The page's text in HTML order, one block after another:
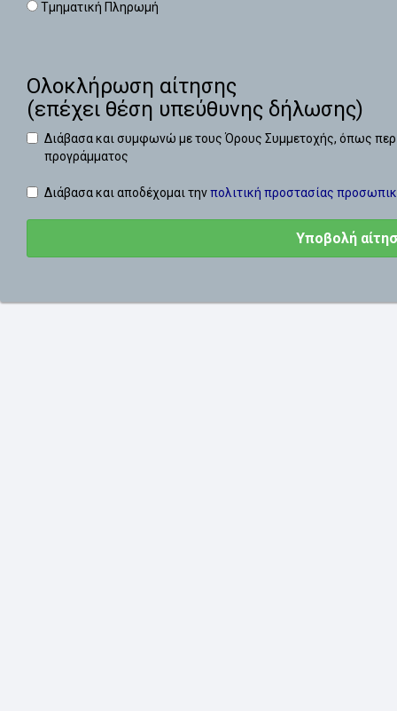
Τμηματική Πληρωμή
Ολοκλήρωση αίτησης
(επέχει θέση υπεύθυνης δήλωσης)
Διάβασα και συμφωνώ με τους Όρους Συμμετοχής, όπως
προγράμματος
Διάβασα και αποδέχομαι τηνπολιτική προστασίας
Υποβολή